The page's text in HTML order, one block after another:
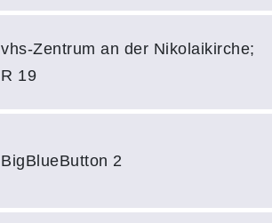
vhs-Zentrum an der Nikolaikirche;
R 19
BigBlueButton 2